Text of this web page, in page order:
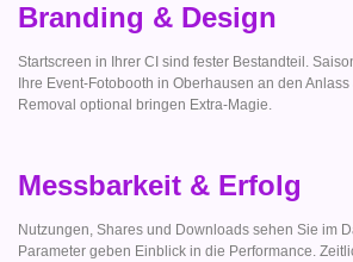
Branding & Design
Startscreen in Ihrer CI sind fester Bestandteil.
Ihre Event-Fotobooth in Oberhausen an den
Removal optional bringen Extra-Magie.
Messbarkeit & Erfolg
Nutzungen, Shares und Downloads sehen Sie im
Parameter geben Einblick in die Performance.